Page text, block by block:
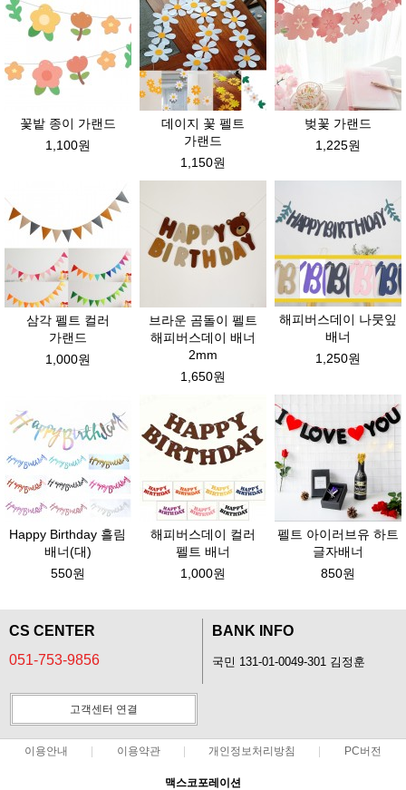
꽃밭 종이 가랜드
1,100원
데이지 꽃 펠트
가랜드
1,150원
벚꽃 가랜드
1,225원
삼각 펠트 컬러
가랜드
1,000원
브라운 곰돌이 펠트
해피버스데이 배너
2mm
1,650원
해피버스데이 나뭇잎
배너
1,250원
Happy Birthday 흘림
배너(대)
550원
해피버스데이 컬러
펠트 배너
1,000원
펠트 아이러브유 하트
글자배너
850원
CS CENTER
051-753-9856
BANK INFO
국민 131-01-0049-301 김정훈
고객센터 연결
이용안내 이용약관 개인정보처리방침 PC버전
맥스코포레이션